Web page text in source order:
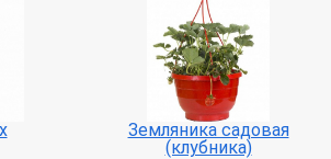
Земляника садовая
(клубника)